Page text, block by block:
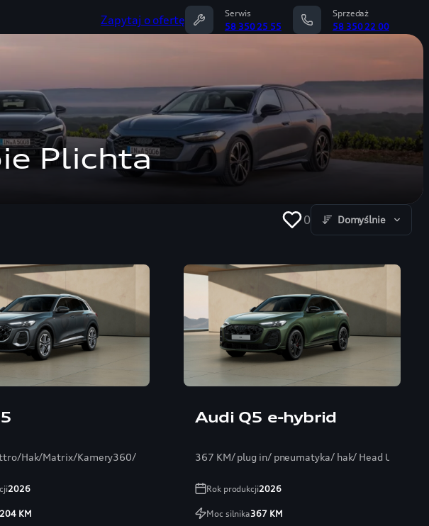
Zapytaj o ofertę
Serwis
58 350 25 55
Sprzedaż
58 350 22 00
Plichta
0 Domyślnie
Hak/Matrix/Kamery360/
2026
204KM
Audi Q5 e-hybrid
367 KM/ plug in/ pneumatyka/ hak/ Head Up/
Rok produkcji2026
Moc silnika367KM